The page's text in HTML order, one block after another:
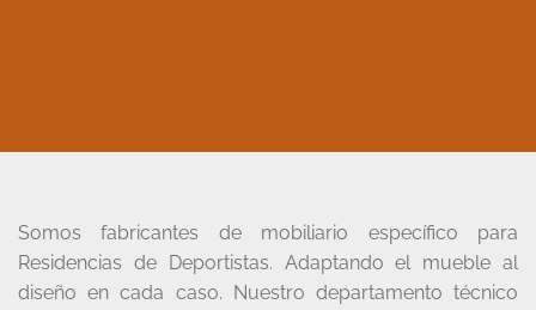
Somos fabricantes de mobiliario específico para
Residencias de Deportistas. Adaptando el mueble al
diseño en cada caso. Nuestro departamento técnico